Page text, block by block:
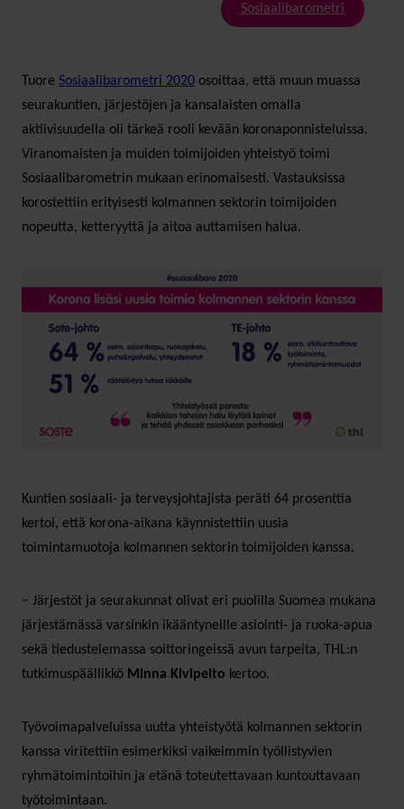
Sosiaalibarometri
Tuore Sosiaalibarometri 2020 osoittaa, että muun muassa
seurakuntien, järjestöjen ja kansalaisten omalla
aktiivisuudella oli tärkeä rooli kevään koronaponnisteluissa.
Viranomaisten ja muiden toimijoiden yhteistyö toimi
Sosiaalibarometrin mukaan erinomaisesti. Vastauksissa
korostettiin erityisesti kolmannen sektorin toimijoiden
nopeutta, ketteryyttä ja aitoa auttamisen halua.
Kuntien sosiaali- ja terveysjohtajista peräti 64 prosenttia
kertoi, että korona-aikana käynnistettiin uusia
toimintamuotoja kolmannen sektorin toimijoiden kanssa.
− Järjestöt ja seurakunnat olivat eri puolilla Suomea mukana
järjestämässä varsinkin ikääntyneille asiointi- ja ruoka-apua
sekä tiedustelemassa soittoringeissä avun tarpeita, THL:n
tutkimuspäällikkö Minna Kivipelto kertoo.
Työvoimapalveluissa uutta yhteistyötä kolmannen sektorin
kanssa viritettiin esimerkiksi vaikeimmin työllistyvien
ryhmätoimintoihin ja etänä toteutettavaan kuntouttavaan
työtoimintaan.